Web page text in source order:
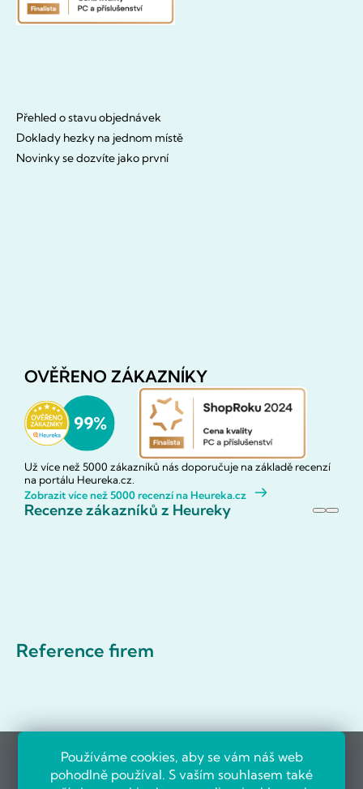
Používáme cookies, aby se vám náš web
pohodlně používal. S vaším souhlasem také
Přehled o stavu objednávek
Doklady hezky na jednom místě
Novinky se dozvíte jako první
OVĚŘENO ZÁKAZNÍKY
Už více než 5000 zákazníků nás doporučuje na základě recenzí
na portálu Heureka.cz.
Zobrazit více než 5000 recenzí na Heureka.cz
Recenze zákazníků z Heureky
Reference firem